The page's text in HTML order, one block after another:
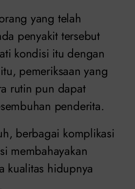
yang telah
penyakit tersebut
kondisi itu dengan
pemeriksaan yang
rutin pun dapat
penderita.
berbagai komplikasi
membahayakan
kualitas hidupnya